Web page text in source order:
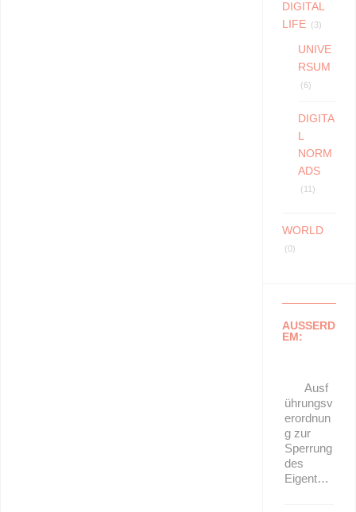
DIGITAL
LIFE
(3)
UNIVE
RSUM
(6)
DIGITA
L
NORM
ADS
(11)
WORLD
(0)
AUSSERD
EM:
Ausf
ührungsv
erordnun
g zur
Sperrung
des
Eigent…